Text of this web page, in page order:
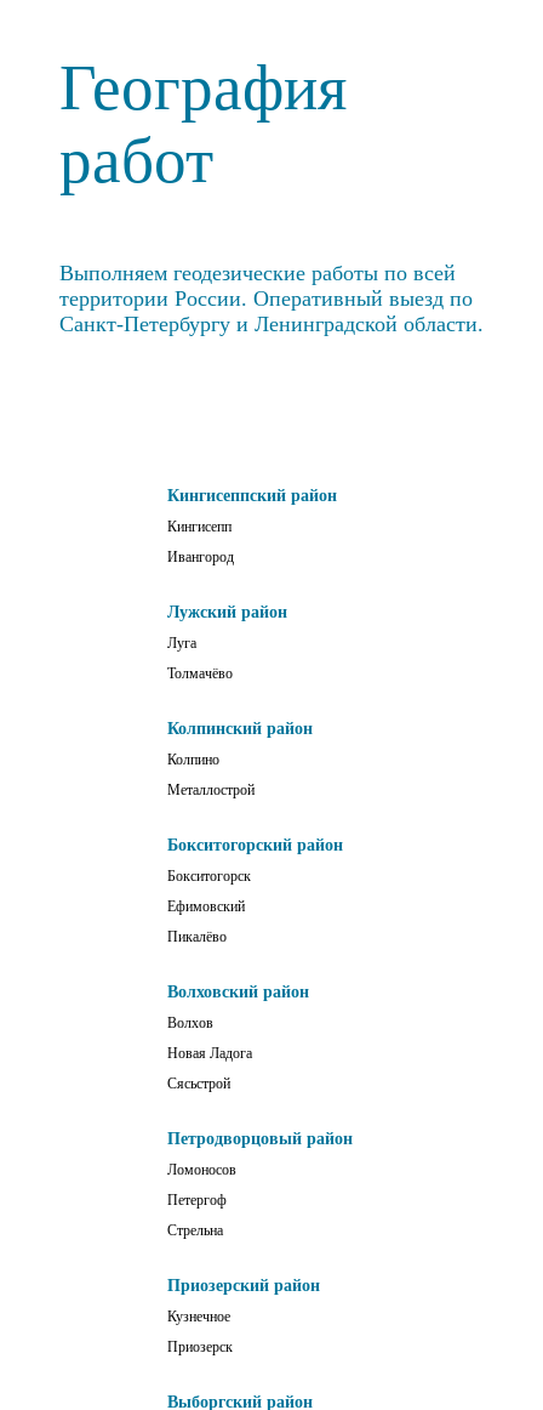
География
работ
Выполняем геодезические работы по всей
территории России. Оперативный выезд по
Санкт-Петербургу и Ленинградской области.
Кингисеппский район
Кингисепп
Ивангород
Лужский район
Луга
Толмачёво
Колпинский район
Колпино
Металлострой
Бокситогорский район
Бокситогорск
Ефимовский
Пикалёво
Волховский район
Волхов
Новая Ладога
Сясьстрой
Петродворцовый район
Ломоносов
Петергоф
Стрельна
Приозерский район
Кузнечное
Приозерск
Выборгский район